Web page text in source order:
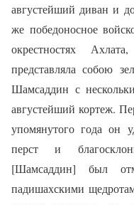
августейший диван и
же победоносное
окрестностях
представляла собою
Шамсаддин с
августейший кортеж.
упомянутого года он
перст и
[Шамсаддин] был
падишахскими